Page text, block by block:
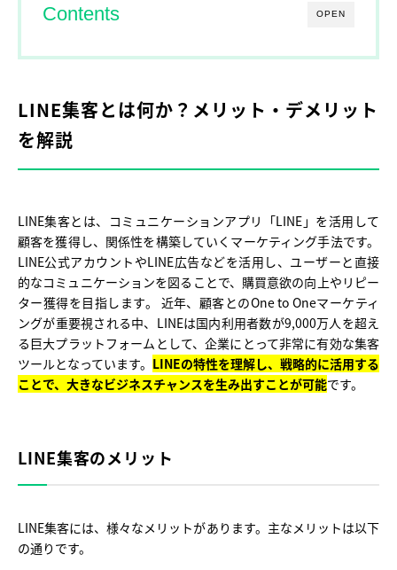
OPEN
Contents
LINE集客とは何か？メリット・デメリット
を解説
LINE集客とは、コミュニケーションアプリ「LINE」を活用して
顧客を獲得し、関係性を構築していくマーケティング手法です。
LINE公式アカウントやLINE広告などを活用し、ユーザーと直接
的なコミュニケーションを図ることで、購買意欲の向上やリピー
ター獲得を目指します。 近年、顧客とのOne to Oneマーケティ
ングが重要視される中、LINEは国内利用者数が9,000万人を超え
る巨大プラットフォームとして、企業にとって非常に有効な集客
ツールとなっています。 LINEの特性を理解し、戦略的に活用する
ことで、大きなビジネスチャンスを生み出すことが可能です。
LINE集客のメリット
LINE集客には、様々なメリットがあります。主なメリットは以下
の通りです。